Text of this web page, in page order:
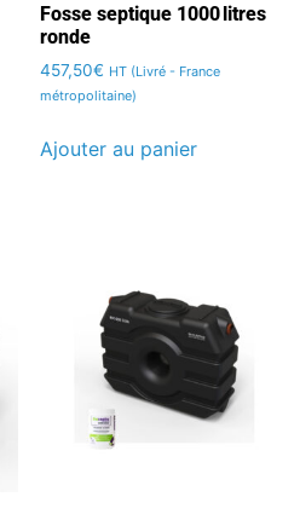
Fosse septique 1000 litres
ronde
457,50€ HT (Livré - France
métropolitaine)
Ajouter au panier